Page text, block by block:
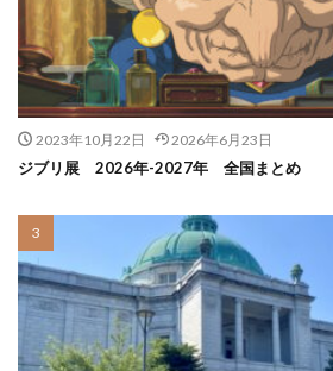
2023年10月22日 2026年6月23日
ジブリ展 2026年-2027年 全国まとめ